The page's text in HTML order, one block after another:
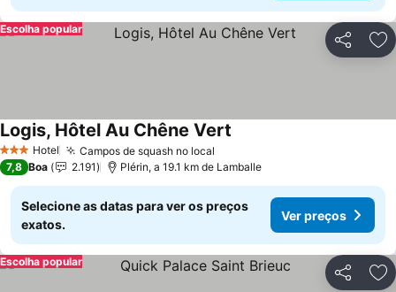
Partilhar
Escolha popular
3 EstrelasHotel Campos de squash no local
Logis, Hôtel Au Chêne Vert
7,8 Boa 2.191 Plérin, a 19.1 km de Lamballe
Selecione as datas para ver os preços
exatos.
Ver preços
Partilhar
Escolha popular